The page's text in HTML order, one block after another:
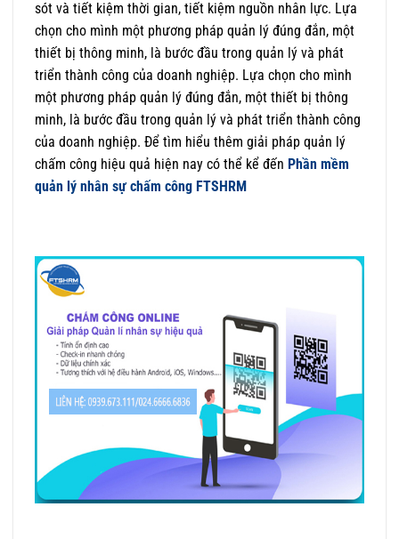
sót và tiết kiệm thời gian, tiết kiệm nguồn nhân lực. Lựa
chọn cho mình một phương pháp quản lý đúng đắn, một
thiết bị thông minh, là bước đầu trong quản lý và phát
triển thành công của doanh nghiệp. Lựa chọn cho mình
một phương pháp quản lý đúng đắn, một thiết bị thông
minh, là bước đầu trong quản lý và phát triển thành công
của doanh nghiệp. Để tìm hiểu thêm giải pháp quản lý
chấm công hiệu quả hiện nay có thể kể đến Phần mềm
quản lý nhân sự chấm công FTSHRM